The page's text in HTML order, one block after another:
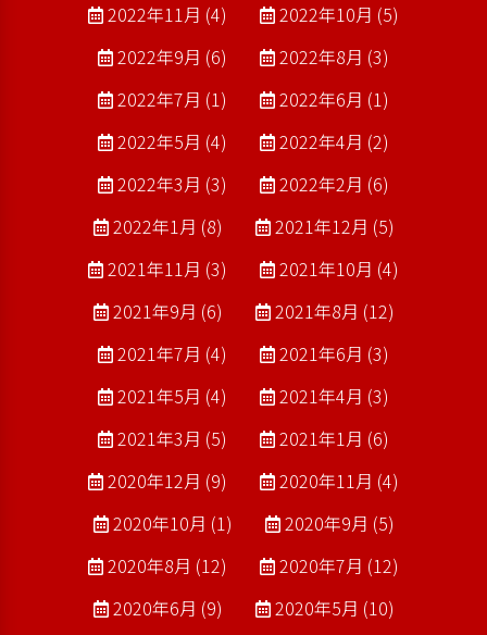
2022年11月 (4)
2022年10月 (5)
2022年9月 (6)
2022年8月 (3)
2022年7月 (1)
2022年6月 (1)
2022年5月 (4)
2022年4月 (2)
2022年3月 (3)
2022年2月 (6)
2022年1月 (8)
2021年12月 (5)
2021年11月 (3)
2021年10月 (4)
2021年9月 (6)
2021年8月 (12)
2021年7月 (4)
2021年6月 (3)
2021年5月 (4)
2021年4月 (3)
2021年3月 (5)
2021年1月 (6)
2020年12月 (9)
2020年11月 (4)
2020年10月 (1)
2020年9月 (5)
2020年8月 (12)
2020年7月 (12)
2020年6月 (9)
2020年5月 (10)